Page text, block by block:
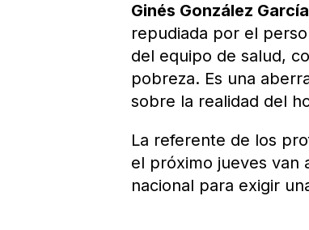
Ginés González García
repudiada por el
del equipo de salud,
pobreza. Es una
sobre la realidad del
La referente de los
el próximo jueves van
nacional para exigir